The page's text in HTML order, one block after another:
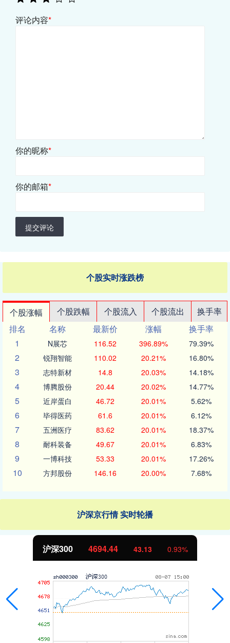
评论内容*
你的昵称*
你的邮箱*
提交评论
个股实时涨跌榜
个股涨幅 个股跌幅 个股流入 个股流出
换手率
排名
名称 最新价 涨幅
换手率
1
N展芯 116.52 396.89% 79.39%
2 锐翔智能 110.02 20.21% 16.80%
3 志特新材 14.8 20.03% 14.18%
4 博腾股份 20.44 20.02% 14.77%
5 近岸蛋白 46.72 20.01% 5.62%
6 毕得医药 61.6 20.01% 6.12%
7 五洲医疗 83.62 20.01% 18.37%
8 耐科装备 49.67 20.01% 6.83%
9 一博科技 53.33 20.01% 17.26%
10 方邦股份 146.16 20.00% 7.68%
沪深京行情 实时轮播
北证50 1134.24 11.37 1.01%